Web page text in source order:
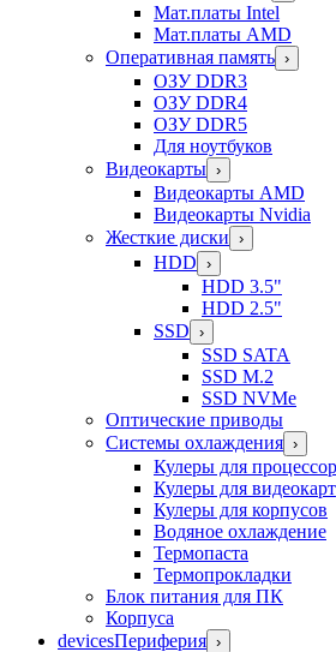
Мат.платы Intel
Мат.платы AMD
Оперативная память ›
ОЗУ DDR3
ОЗУ DDR4
ОЗУ DDR5
Для ноутбуков
Видеокарты ›
Видеокарты AMD
Видеокарты Nvidia
Жесткие диски ›
HDD ›
HDD 3.5"
HDD 2.5"
SSD ›
SSD SATA
SSD M.2
SSD NVMe
Оптические приводы
Системы охлаждения ›
Кулеры для
Кулеры для видеокарт
Кулеры для корпусов
Водяное охлаждение
Термопаста
Термопрокладки
Блок питания для ПК
Корпуса
devicesПериферия ›